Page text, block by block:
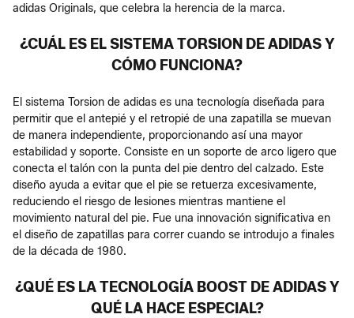
adidas Originals, que celebra la herencia de la marca.
¿CUÁL ES EL SISTEMA TORSION DE ADIDAS Y
CÓMO FUNCIONA?
El sistema Torsion de adidas es una tecnología diseñada para
permitir que el antepié y el retropié de una zapatilla se muevan
de manera independiente, proporcionando así una mayor
estabilidad y soporte. Consiste en un soporte de arco ligero que
conecta el talón con la punta del pie dentro del calzado. Este
diseño ayuda a evitar que el pie se retuerza excesivamente,
reduciendo el riesgo de lesiones mientras mantiene el
movimiento natural del pie. Fue una innovación significativa en
el diseño de zapatillas para correr cuando se introdujo a finales
de la década de 1980.
¿QUÉ ES LA TECNOLOGÍA BOOST DE ADIDAS Y
QUÉ LA HACE ESPECIAL?